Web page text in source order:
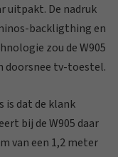
uitpakt. De nadruk
backligthing en
zou de W905
doorsnee tv-toestel.
is dat de klank
bij de W905 daar
van een 1,2 meter